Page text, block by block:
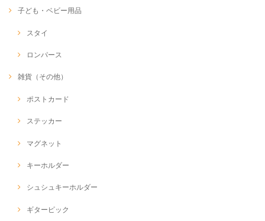
子ども・ベビー用品
スタイ
ロンパース
雑貨（その他）
ポストカード
ステッカー
マグネット
キーホルダー
シュシュキーホルダー
ギターピック